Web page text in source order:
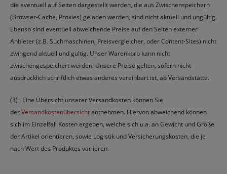
die eventuell auf Seiten dargestellt werden, die aus Zwischenspeichern
(Browser-Cache, Proxies) geladen werden, sind nicht aktuell und ungültig.
Ebenso sind eventuell abweichende Preise auf den Seiten externer
Anbieter (z.B. Suchmaschinen, Preisvergleicher, oder Content-Sites) nicht
zwingend aktuell und gültig. Unser Warenkorb kann nicht
zwischengespeichert werden. Unsere Preise gelten, sofern nicht
ausdrücklich schriftlich etwas anderes vereinbart ist, ab Versandstätte.
(3) Eine Übersicht unserer Versandkosten können Sie
derVersandkostenübersichtentnehmen. Hiervon abweichend können
sich im Einzelfall Kosten ergeben, welche sich u.a. an Gewicht und Größe
der Artikel orientieren, sowie Logistik und Versicherungskosten, die je
nach Wert des Produktes variieren.